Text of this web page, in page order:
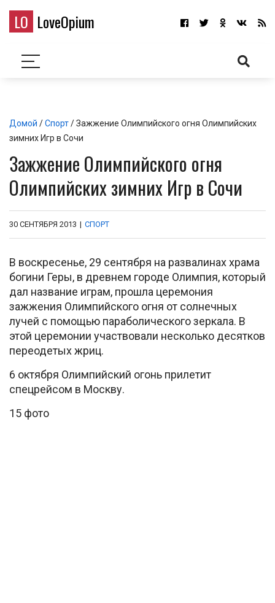
LO LoveOpium
Домой /Спорт/ Зажжение Олимпийского огня Олимпийских
зимних Игр в Сочи
Зажжение Олимпийского огня
Олимпийских зимних Игр в Сочи
30 СЕНТЯБРЯ 2013 | СПОРТ
В воскресенье, 29 сентября на развалинах храма
богини Геры, в древнем городе Олимпия, который
дал название играм, прошла церемония
зажжения Олимпийского огня от солнечных
лучей с помощью параболического зеркала. В
этой церемонии участвовали несколько десятков
переодетых жриц.
6 октября Олимпийский огонь прилетит
спецрейсом в Москву.
15 фото